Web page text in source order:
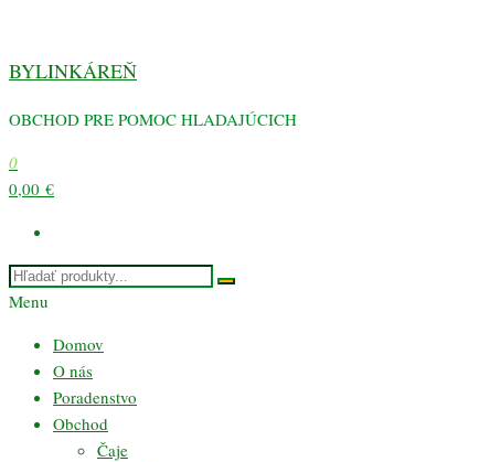
obsah
BYLINKÁREŇ
OBCHOD PRE POMOC HLADAJÚCICH
0
0,00 €
Menu
Domov
O nás
Poradenstvo
Obchod
Čaje